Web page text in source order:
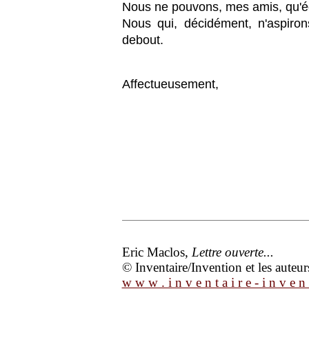
Nous ne pouvons, mes amis,
Nous qui, décidément,
debout.
Affectueusement,
Eric Maclos, Lettre ouverte...
© Inventaire/Invention et les
w w w . i n v e n t a i r e - i n v e